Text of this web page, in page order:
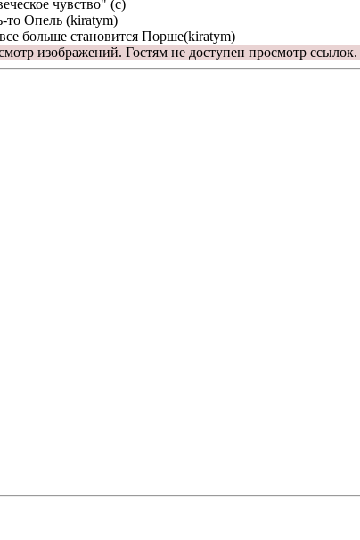
чувство" (с)
то Опель (kiratym)
больше становится Порше(kiratym)
изображений. Гостям не доступен просмотр ссылок.